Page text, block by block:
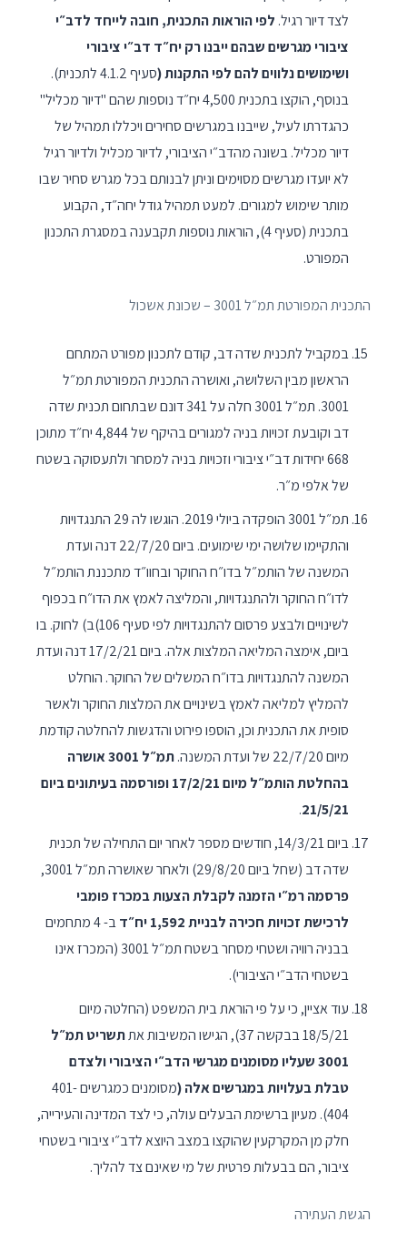
לצד דיור רגיל. לפי הוראות התכנית, חובה לייחד לדב״י
ציבורי מגרשים שבהם ייבנו רק יח״ד דב״י ציבורי
ושימושים נלווים להם לפי התקנות(
סעיף 4.1.2 לתכנית).
בנוסף, הוקצו בתכנית 4,500 יח״ד נוספות שהם "דיור מכליל"
כהגדרתו לעיל, שייבנו במגרשים סחירים ויכללו תמהיל של
דיור מכליל. בשונה מהדב״י הציבורי, לדיור מכליל ולדיור רגיל
לא יועדו מגרשים מסוימים וניתן לבנותם בכל מגרש סחיר שבו
מותר שימוש למגורים. למעט תמהיל גודל יחה״ד, הקבוע
בתכנית (סעיף 4), הוראות נוספות תקבענה במסגרת התכנון
המפורט.
התכנית המפורטת תמ״ל 3001 – שכונת אשכול
במקביל לתכנית שדה דב, קודם לתכנון מפורט המתחם
הראשון מבין השלושה, ואושרה התכנית המפורטת תמ״ל
3001. תמ״ל 3001 חלה על 341 דונם שבתחום תכנית שדה
דב וקובעת זכויות בניה למגורים בהיקף של 4,844 יח״ד מתוכן
668 יחידות דב״י ציבורי וזכויות בניה למסחר ולתעסוקה בשטח
של אלפי מ״ר.
תמ״ל 3001 הופקדה ביולי 2019. הוגשו לה 29 התנגדויות
והתקיימו שלושה ימי שימועים. ביום 22/7/20 דנה ועדת
המשנה של הותמ״ל בדו״ח החוקר ובחוו״ד מתכננת הותמ״ל
לדו״ח החוקר ולהתנגדויות, והמליצה לאמץ את הדו״ח בכפוף
לשינויים ולבצע פרסום להתנגדויות לפי סעיף 106)ב) לחוק. בו
ביום, אימצה המליאה המלצות אלה. ביום 17/2/21 דנה ועדת
המשנה להתנגדויות בדו״ח המשלים של החוקר. הוחלט
להמליץ למליאה לאמץ בשינויים את המלצות החוקר ולאשר
סופית את התכנית וכן, הוספו פירוט והדגשות להחלטה קודמת
מיום 22/7/20 של ועדת המשנה.
תמ״ל 3001 אושרה
בהחלטת הותמ״ל מיום 17/2/21 ופורסמה בעיתונים ביום
21/5/21
.
ביום 14/3/21, חודשים מספר לאחר יום התחילה של תכנית
שדה דב (שחל ביום 29/8/20) ולאחר שאושרה תמ״ל 3001,
פרסמה רמ״י הזמנה לקבלת הצעות במכרז פומבי
לרכישת זכויות חכירה לבניית 1,592 יח״ד
ב- 4 מתחמים
בבניה רוויה ושטחי מסחר בשטח תמ״ל 3001 (המכרז אינו
בשטחי הדב״י הציבורי).
עוד אציין, כי על פי הוראת בית המשפט (החלטה מיום
18/5/21 בבקשה 37), הגישו המשיבות את
תשריט תמ״ל
3001 שעליו מסומנים מגרשי הדב״י הציבורי ולצדם
טבלת בעלויות במגרשים אלה(
מסומנים כמגרשים 401-
404). מעיון ברשימת הבעלים עולה, כי לצד המדינה והעירייה,
חלק מן המקרקעין שהוקצו במצב היוצא לדב״י ציבורי בשטחי
ציבור, הם בבעלות פרטית של מי שאינם צד להליך.
הגשת העתירה